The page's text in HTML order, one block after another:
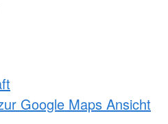
Google Maps Ansicht